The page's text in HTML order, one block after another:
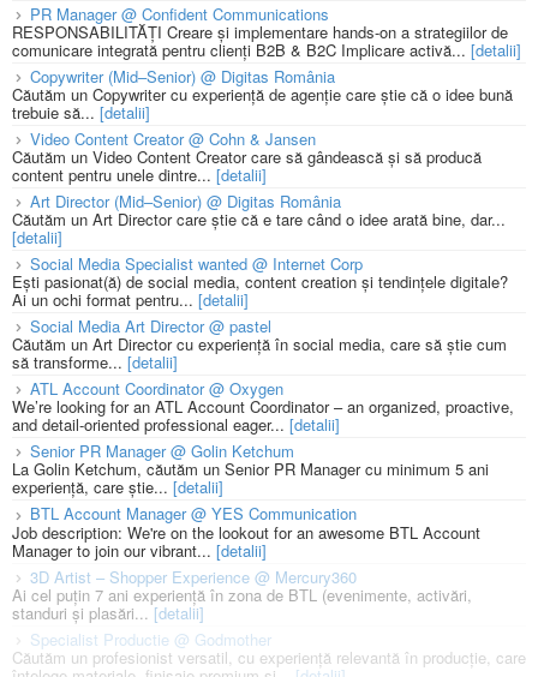
PR Manager @ Confident Communications
RESPONSABILITĂȚI Creare și implementare hands-on a strategiilor de
comunicare integrată pentru clienți B2B & B2C Implicare activă... [detalii]
Copywriter (Mid–Senior) @ Digitas România
Căutăm un Copywriter cu experiență de agenție care știe că o idee bună
trebuie să... [detalii]
Video Content Creator @ Cohn & Jansen
Căutăm un Video Content Creator care să gândească și să producă
content pentru unele dintre... [detalii]
Art Director (Mid–Senior) @ Digitas România
Căutăm un Art Director care știe că e tare când o idee arată bine, dar...
[detalii]
Social Media Specialist wanted @ Internet Corp
Ești pasionat(ă) de social media, content creation și tendințele digitale?
Ai un ochi format pentru... [detalii]
Social Media Art Director @ pastel
Căutăm un Art Director cu experiență în social media, care să știe cum
să transforme... [detalii]
ATL Account Coordinator @ Oxygen
We’re looking for an ATL Account Coordinator – an organized, proactive,
and detail-oriented professional eager... [detalii]
Senior PR Manager @ Golin Ketchum
La Golin Ketchum, căutăm un Senior PR Manager cu minimum 5 ani
experiență, care știe... [detalii]
BTL Account Manager @ YES Communication
Job description: We're on the lookout for an awesome BTL Account
Manager to join our vibrant... [detalii]
3D Artist – Shopper Experience @ Mercury360
Ai cel puțin 7 ani experiență în zona de BTL (evenimente, activări,
standuri și plasări...[detalii]
Specialist Productie @ Godmother
Căutăm un profesionist versatil, cu experiență relevantă în producție, care